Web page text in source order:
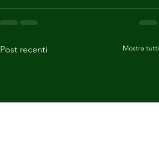
Post recenti Mostra tutti